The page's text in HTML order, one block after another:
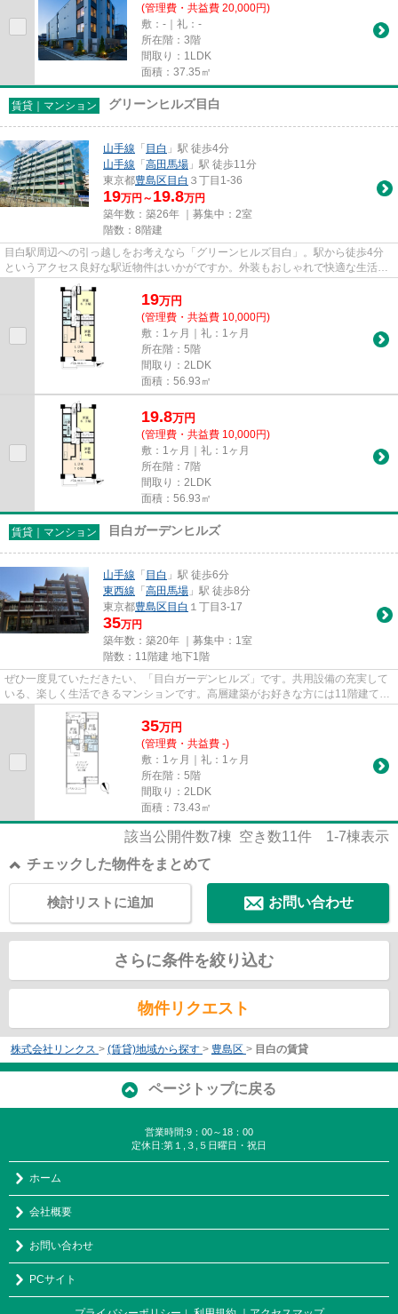
(管理費・共益費 20,000円)
敷：-｜礼：-
所在階：3階
間取り：1LDK
面積：37.35㎡
賃貸｜マンション グリーンヒルズ目白
山手線 「 目白 」駅 徒歩4分
山手線 「 高田馬場 」駅 徒歩11分
東京都豊島区 目白 ３丁目1-36
19万円～ 19.8万円
築年数：築26年 ｜募集中： 2室
階数：8階建
目白駅周辺への引っ越しをお考えなら「グリーンヒルズ目白」。駅から徒歩4分
というアクセス良好な駅近物件はいかがですか。外装もおしゃれで快適な生活を
おくることができるマンション...
19万円
(管理費・共益費 10,000円)
敷：1ヶ月｜礼：1ヶ月
所在階：5階
間取り：2LDK
面積：56.93㎡
19.8万円
(管理費・共益費 10,000円)
敷：1ヶ月｜礼：1ヶ月
所在階：7階
間取り：2LDK
面積：56.93㎡
賃貸｜マンション 目白ガーデンヒルズ
山手線 「 目白 」駅 徒歩6分
東西線 「 高田馬場 」駅 徒歩8分
東京都豊島区 目白 １丁目3-17
35万円
築年数：築20年 ｜募集中： 1室
階数：11階建 地下1階
ぜひ一度見ていただきたい、「目白ガーデンヒルズ」です。共用設備の充実して
いる、楽しく生活できるマンションです。高層建築がお好きな方には11階建ての
こちらの物件が好評です。こ...
35万円
(管理費・共益費 -)
敷：1ヶ月｜礼：1ヶ月
所在階：5階
間取り：2LDK
面積：73.43㎡
該当公開件数7棟 空き数11件 1-7棟表示
チェックした物件をまとめて
お問い合わせ
検討リストに追加
さらに条件を絞り込む
物件リクエスト
株式会社リンクス > (賃貸)地域から探す > 豊島区 > 目白の賃貸
ページトップに戻る
営業時間:9：00～18：00
定休日:第１,３,５日曜日・祝日
ホーム
会社概要
お問い合わせ
PCサイト